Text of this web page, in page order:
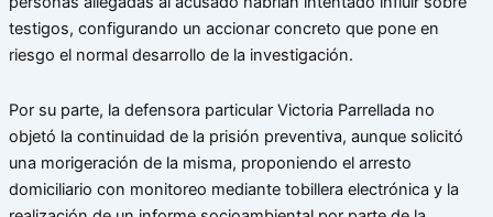
testigos, configurando un accionar concreto que pone en
riesgo el normal desarrollo de la investigación.
Por su parte, la defensora particular Victoria Parrellada no
objetó la continuidad de la prisión preventiva, aunque solicitó
una morigeración de la misma, proponiendo el arresto
domiciliario con monitoreo mediante tobillera electrónica y la